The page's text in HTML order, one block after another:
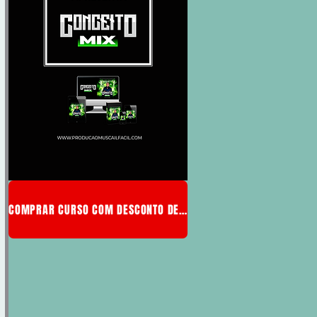
COMPRAR CURSO COM DESCONTO DE MEMBRO